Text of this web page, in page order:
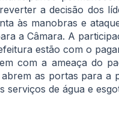
a decisão dos
às manobras e
a Câmara. A
estão com o
com a ameaça do
as portas para a
serviços de água e